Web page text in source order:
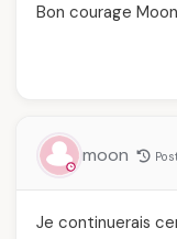
Bon courage
moon
Je continuerais